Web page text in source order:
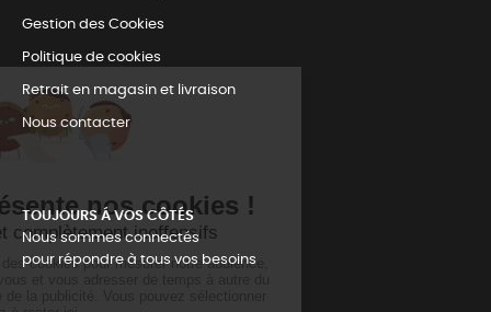
Gestion des Cookies
Politique de cookies
Retrait en magasin et livraison
Nous contacter
TOUJOURS Á VOS CÔTÉS
Nous sommes connectés
pour répondre à tous vos besoins